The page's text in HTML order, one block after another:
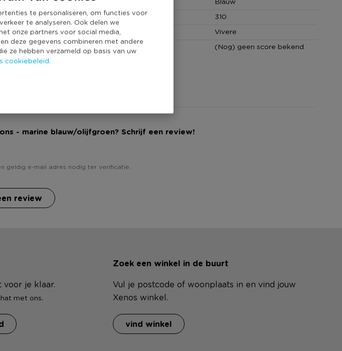
te personaliseren, om functies voor
te analyseren. Ook delen we
onze partners voor social media,
deze gegevens combineren met andere
ze hebben verzameld op basis van uw
cookiebeleid.
je
Productlengte (cm)
310
Merk
Vivere
Duurzaamheidsscore
(Nog) geen score bekend
- marine blauw/olijfgroen? Schrijf een review!
geldig e-mail adres nodig ter verificatie.
review
voor je klaar.
met ons.
Zoek een winkel in de buurt
Vul je postcode of woonplaats in en vind jouw
Xenos winkel.
vind winkel